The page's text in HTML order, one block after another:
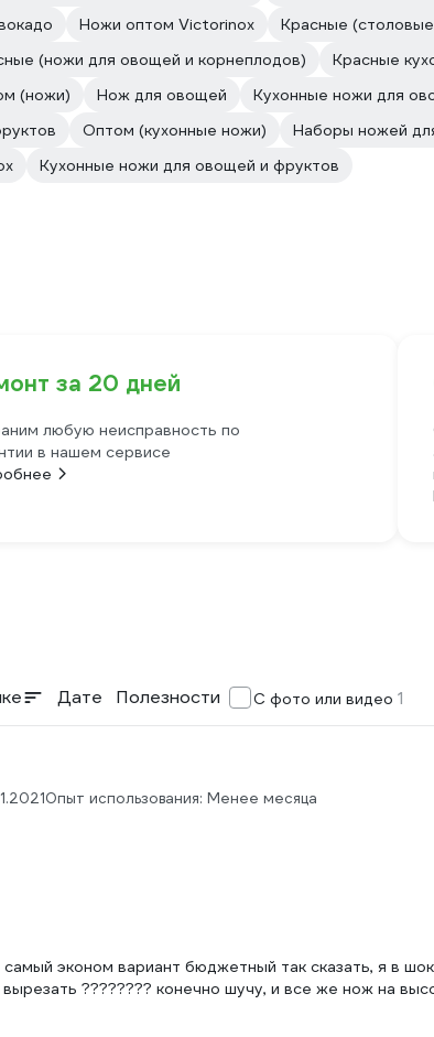
Ножи оптом Victorinox Красные
(ножи для овощей и корнеплодов)
Красные
(ножи) Нож для овощей Кухонные ножи для
Оптом (кухонные ножи) Наборы ножей
Кухонные ножи для овощей и фруктов
за 20 дней
любую неисправность по
в нашем сервисе
Дате Полезности С фото или видео 1
Опыт использования: Менее месяца
самый эконом вариант бюджетный так сказать, я в
???????? конечно шучу, и все же нож на